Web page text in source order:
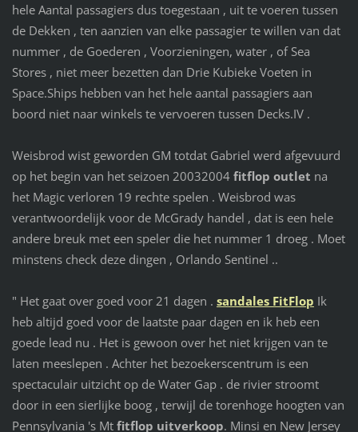
hele Aantal passagiers dus toegestaan ​​, uit te voeren tussen
de Dekken , ten aanzien van elke passagier te willen van dat
nummer , de Goederen , Voorzieningen, water , of Sea
Stores , niet meer bezetten dan Drie Kubieke Voeten in
Space.Ships hebben van het hele aantal passagiers aan
boord niet naar winkels te vervoeren tussen Decks.IV .
Weisbrod wist geworden GM totdat Gabriel werd afgevuurd
op het begin van het seizoen 20032004 fitflop outlet na
het Magic verloren 19 rechte spelen . Weisbrod was
verantwoordelijk voor de McGrady handel , dat is een hele
andere breuk met een speler die het nummer 1 droeg . Moet
minstens check deze dingen , Orlando Sentinel ..
" Het gaat over goed voor 21 dagen . sandales FitFlop Ik
heb altijd goed voor de laatste paar dagen en ik heb een
goede lead nu . Het is gewoon over het niet krijgen van te
laten meeslepen . Achter het bezoekerscentrum is een
spectaculair uitzicht op de Water Gap . de rivier stroomt
door in een sierlijke boog , terwijl de torenhoge hoogten van
Pennsylvania 's Mt fitflop uitverkoop. Minsi en New Jersey